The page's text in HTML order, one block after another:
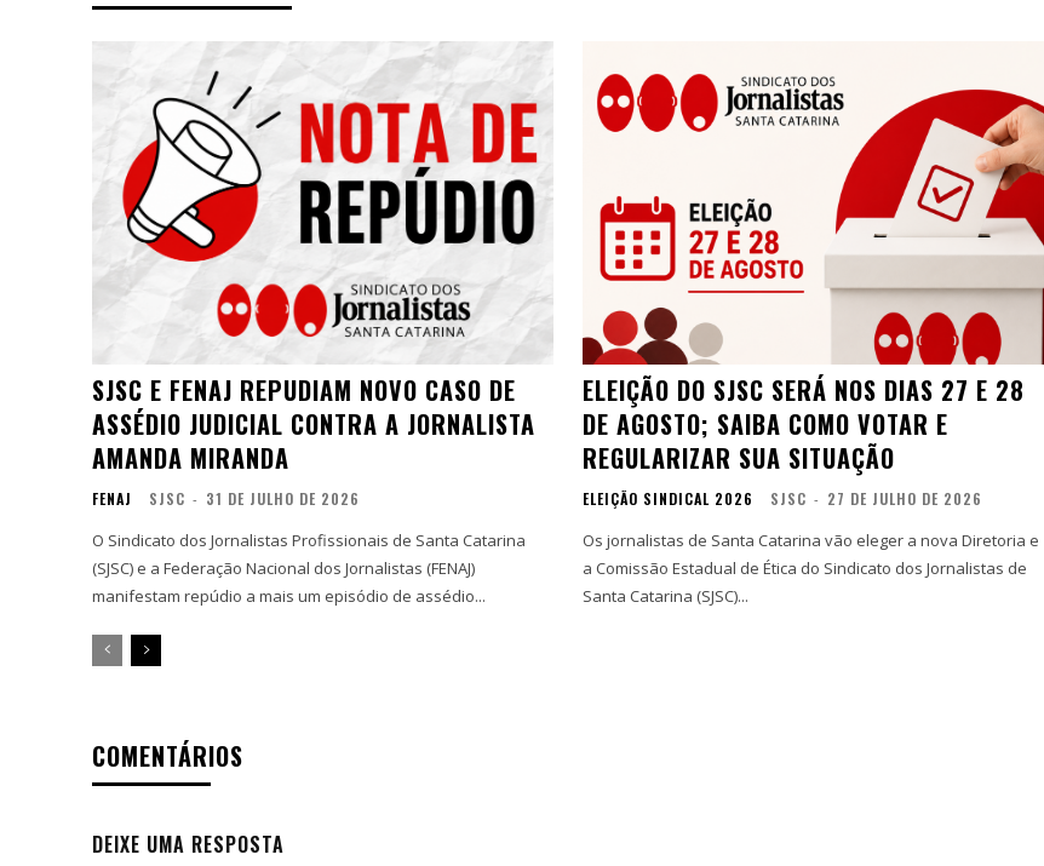
SJSC E FENAJ REPUDIAM NOVO CASO DE
ASSÉDIO JUDICIAL CONTRA A JORNALISTA
AMANDA MIRANDA
FENAJ SJSC - 31 DE JULHO DE 2026
O Sindicato dos Jornalistas Profissionais de Santa Catarina
(SJSC) e a Federação Nacional dos Jornalistas (FENAJ)
manifestam repúdio a mais um episódio de assédio...
ELEIÇÃO DO SJSC SERÁ NOS DIAS 27 E 28
DE AGOSTO; SAIBA COMO VOTAR E
REGULARIZAR SUA SITUAÇÃO
ELEIÇÃO SINDICAL 2026 SJSC - 27 DE JULHO DE 2026
Os jornalistas de Santa Catarina vão eleger a nova Diretoria e
a Comissão Estadual de Ética do Sindicato dos Jornalistas de
Santa Catarina (SJSC)...
COMENTÁRIOS
DEIXE UMA RESPOSTA